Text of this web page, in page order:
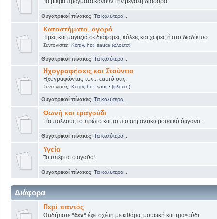
Θυγατρικοί πίνακες: Τα καλύτερα...
Καταστήματα, αγορά
Τιμές και μαγαζιά σε διάφορες πόλεις και χώρες ή στο διαδίκτυο
Συντονιστές: Korgy, hot_sauce (φλουτσ)
Θυγατρικοί πίνακες: Τα καλύτερα...
Ηχογραφήσεις και Στούντιο
Ηχογραφώντας τον... εαυτό σας.
Συντονιστές: Korgy, hot_sauce (φλουτσ)
Θυγατρικοί πίνακες: Τα καλύτερα...
Φωνή και τραγούδι
Γία πολλούς το πρώτο και το πιο σημαντικό μουσικό όργανο...
Θυγατρικοί πίνακες: Τα καλύτερα...
Υγεία
Το υπέρτατο αγαθό!
Θυγατρικοί πίνακες: Τα καλύτερα...
Διάφορα
Περί παντός
Οτιδήποτε *δεν*έχει σχέση με κιθάρα, μουσική και τραγούδι.